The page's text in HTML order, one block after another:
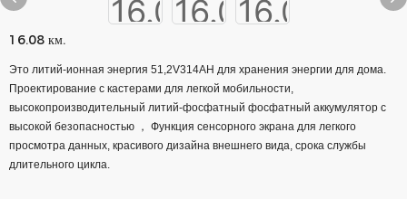
16.08 км.
Это литий-ионная энергия 51,2V314AH для хранения энергии для дома.
Проектирование с кастерами для легкой мобильности,
высокопроизводительный литий-фосфатный фосфатный аккумулятор с
высокой безопасностью ， Функция сенсорного экрана для легкого
просмотра данных, красивого дизайна внешнего вида, срока службы
длительного цикла.